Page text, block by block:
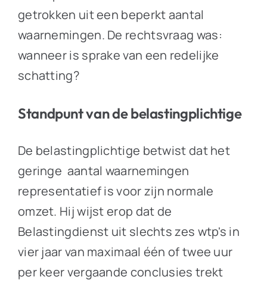
getrokken uit een beperkt aantal
waarnemingen. De rechtsvraag was:
wanneer is sprake van een redelijke
schatting?
Standpunt van de belastingplichtige
De belastingplichtige betwist dat het
geringe aantal waarnemingen
representatief is voor zijn normale
omzet. Hij wijst erop dat de
Belastingdienst uit slechts zes wtp's in
vier jaar van maximaal één of twee uur
per keer vergaande conclusies trekt